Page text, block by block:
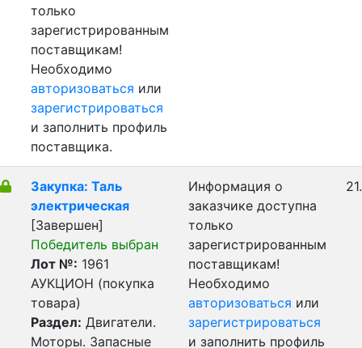
только
зарегистрированным
поставщикам!
Необходимо
авторизоваться или
зарегистрироваться
и заполнить профиль
поставщика.
Закупка: Таль
электрическая
[Завершен]
Победитель выбран
Лот №: 1961
АУКЦИОН (покупка
товара)
Раздел: Двигатели.
Моторы. Запасные
Информация о
заказчике доступна
только
зарегистрированным
поставщикам!
Необходимо
авторизоваться или
зарегистрироваться
и заполнить профиль